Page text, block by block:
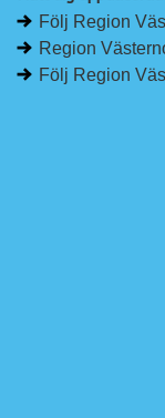
Följ Region
Region
Följ Region